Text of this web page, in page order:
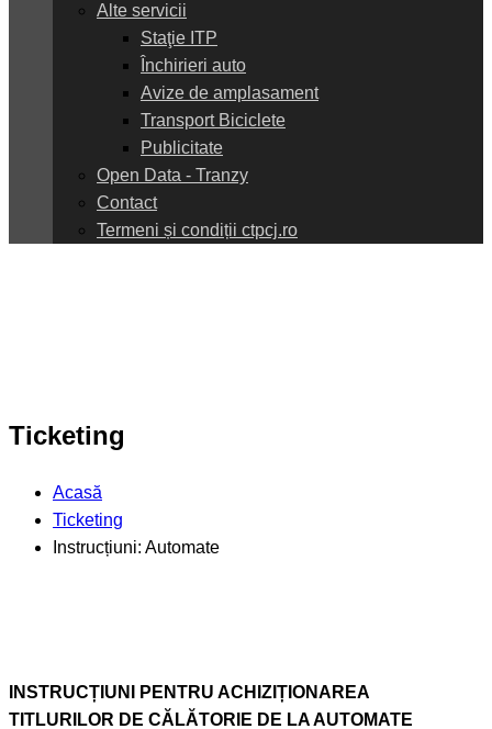
Alte servicii
Staţie ITP
Închirieri auto
Avize de amplasament
Transport Biciclete
Publicitate
Open Data - Tranzy
Contact
Termeni și condiții ctpcj.ro
Ticketing
Acasă
Ticketing
Instrucțiuni: Automate
INSTRUCȚIUNI PENTRU ACHIZIȚIONAREA
TITLURILOR DE CĂLĂTORIE DE LA AUTOMATE